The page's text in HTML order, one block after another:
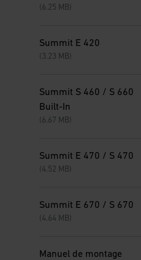
(6.25 MB)
Summit E 420
(3.23 MB)
Summit S 460 / S 660
Built-In
(6.67 MB)
Summit E 470 / S 470
(4.52 MB)
Summit E 670 / S 670
(4.64 MB)
Manuel de montage